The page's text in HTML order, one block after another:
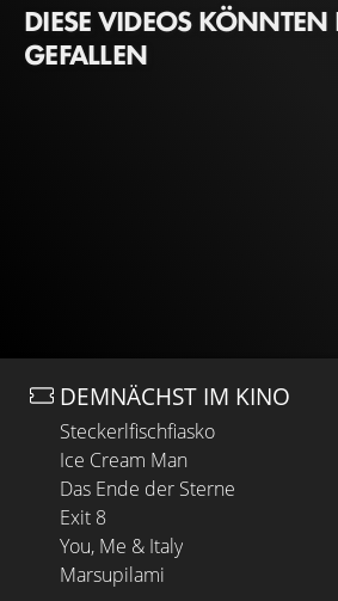
DIESE VIDEOS
GEFALLEN
DEMNÄCHST IM KINO
Steckerlfischfiasko
Ice Cream Man
Das Ende der Sterne
Exit 8
You, Me & Italy
Marsupilami